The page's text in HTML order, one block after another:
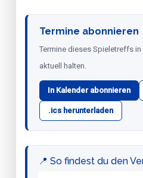
Termine abonnieren
Termine dieses Spieletreffs
aktuell halten.
In Kalender abonnieren
.ics herunterladen
📍 So findest du den